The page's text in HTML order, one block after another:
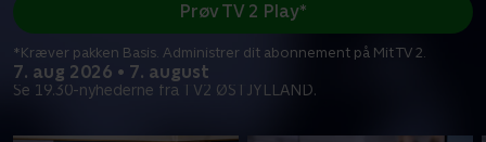
7. aug 2026 • 7. august
Se 19.30-nyhederne fra TV2 ØSTJYLLAND.
Prøv TV 2 Play*
*Kræver pakken Basis. Administrer dit abonnement på Mit TV 2.